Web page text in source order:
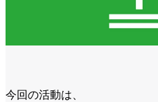
今回の活動は、